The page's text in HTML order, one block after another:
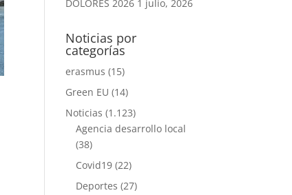
DOLORES 2026 1 julio, 2026
Noticias por
categorías
erasmus (15)
Green EU (14)
Noticias (1.123)
Agencia desarrollo local
(38)
Covid19 (22)
Deportes (27)